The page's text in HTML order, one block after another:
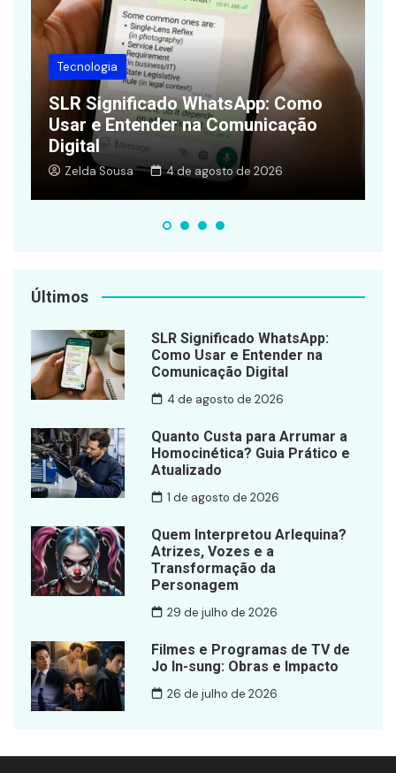
Finanças
Quanto Vale 1.000 Pontos Livelo em
Reais? Guia de Valor, Otimização e
Alternativas
Zelda Sousa 2 de junho de 2026
Últimos
SLR Significado WhatsApp:
Como Usar e Entender na
Comunicação Digital
4 de agosto de 2026
Quanto Custa para Arrumar a
Homocinética? Guia Prático e
Atualizado
1 de agosto de 2026
Quem Interpretou Arlequina?
Atrizes, Vozes e a
Transformação da
Personagem
29 de julho de 2026
Filmes e Programas de TV de
Jo In-sung: Obras e Impacto
26 de julho de 2026